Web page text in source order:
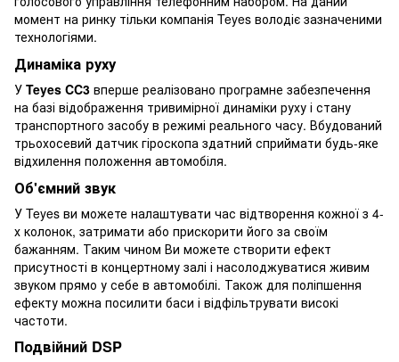
момент на ринку тільки компанія Teyes володіє зазначеними
технологіями.
Динаміка руху
У Teyes CC3 вперше реалізовано програмне забезпечення
на базі відображення тривимірної динаміки руху і стану
транспортного засобу в режимі реального часу. Вбудований
трьохосевий датчик гіроскопа здатний сприймати будь-яке
відхилення положення автомобіля.
Об'ємний звук
У Teyes ви можете налаштувати час відтворення кожної з 4-
х колонок, затримати або прискорити його за своїм
бажанням. Таким чином Ви можете створити ефект
присутності в концертному залі і насолоджуватися живим
звуком прямо у себе в автомобілі. Також для поліпшення
ефекту можна посилити баси і відфільтрувати високі
частоти.
Подвійний DSP